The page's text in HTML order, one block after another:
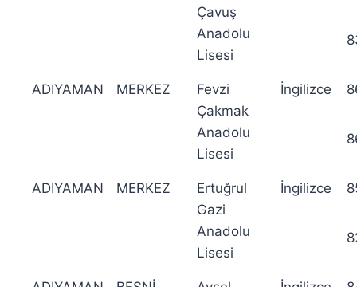
Çavuş
Anadolu
Lisesi
ADIYAMAN MERKEZ
Fevzi
Çakmak
Anadolu
Lisesi
İngilizce
ADIYAMAN MERKEZ
Ertuğrul
Gazi
Anadolu
Lisesi
İngilizce